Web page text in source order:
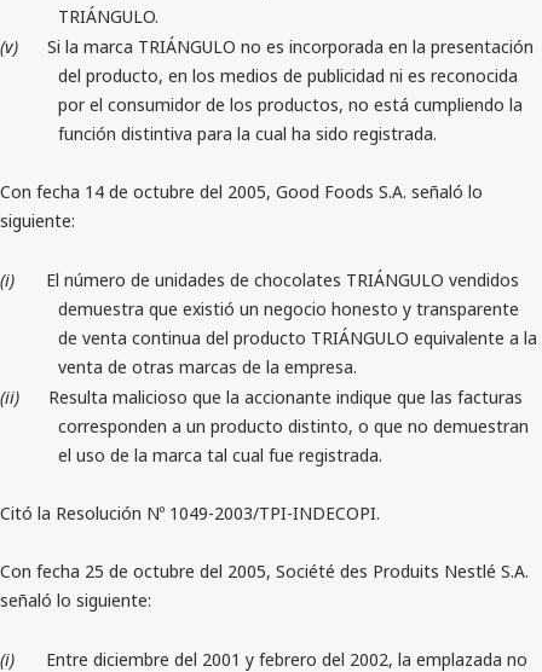
TRIÁNGULO.
(v)
Si la marca TRIÁNGULO no es incorporada en la presentación
del producto, en los medios de publicidad ni es reconocida
por el consumidor de los productos, no está cumpliendo la
función distintiva para la cual ha sido registrada.
Con fecha 14 de octubre del 2005, Good Foods S.A. señaló lo
siguiente:
(i)
El número de unidades de chocolates TRIÁNGULO vendidos
demuestra que existió un negocio honesto y transparente
de venta continua del producto TRIÁNGULO equivalente a la
venta de otras marcas de la empresa.
(ii)
Resulta malicioso que la accionante indique que las facturas
corresponden a un producto distinto, o que no demuestran
el uso de la marca tal cual fue registrada.
Citó la Resolución Nº 1049-2003/TPI-INDECOPI.
Con fecha 25 de octubre del 2005, Société des Produits Nestlé S.A.
señaló lo siguiente:
(i)
Entre diciembre del 2001 y febrero del 2002, la emplazada no